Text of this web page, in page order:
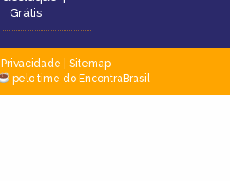
Grátis
Privacidade
Sitemap
pelo time do EncontraBrasil